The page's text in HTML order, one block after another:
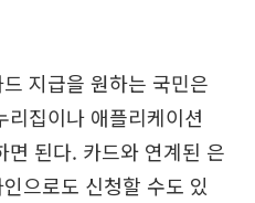
지급을 원하는 국민은
집이나 애플리케이션
된다. 카드와 연계된 은
으로도 신청할 수도 있